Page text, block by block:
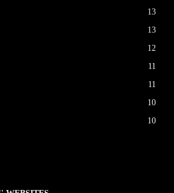
13
13
12
11
11
10
10